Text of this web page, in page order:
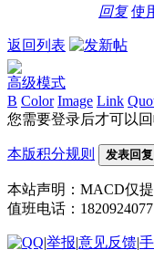
回复 使
返回列表
高级模式
B Color Image Link
您需要登录后才可以
本版积分规则 发表回复
本站声明：MACD仅
值班电话：
|举报|意见反馈|